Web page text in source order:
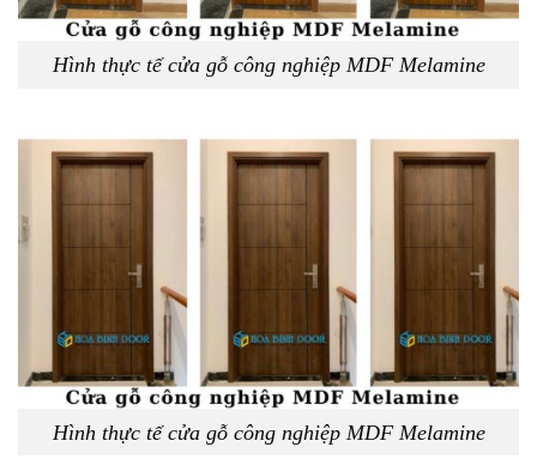
Hình thực tế cửa gỗ công nghiệp MDF Melamine
Hình thực tế cửa gỗ công nghiệp MDF Melamine